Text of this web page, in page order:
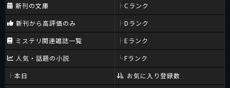
新刊の文庫
新刊から高評価のみ
ミステリ関連雑誌一覧
人気・話題の小説
本日
Cランク
Dランク
Eランク
Fランク
お気に入り登録数